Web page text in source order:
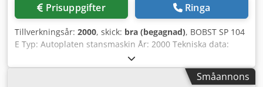
Prisuppgifter Ringa
Tillverkningsår: 2000, skick: bra (begagnad), BOBST SP 104
E Typ: Autoplaten stansmaskin År: 2000 Tekniska data:
Max. arkstorlek: 740 x 1040 mm Min. arkstorlek: 350 x 400
mm Max. hastighet: 8 000 ark/timme Max. stanskraft: 250
ton Drifttimmar: ca 35 000 Konfiguration och utrustning:
Småannons